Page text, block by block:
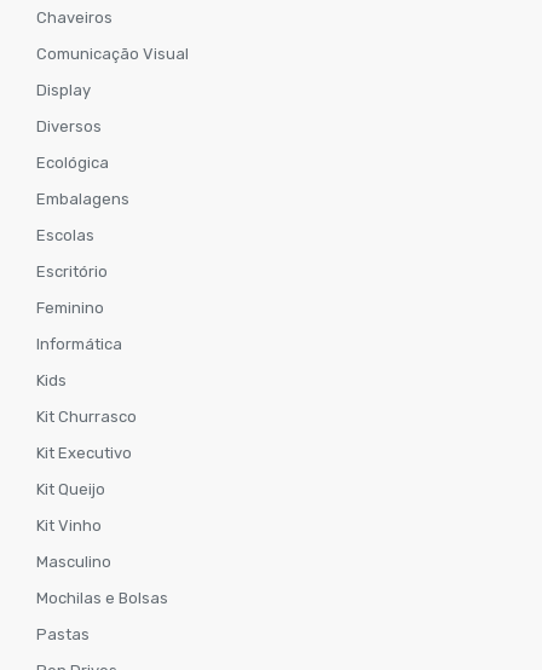
Chaveiros
Comunicação Visual
Display
Diversos
Ecológica
Embalagens
Escolas
Escritório
Feminino
Informática
Kids
Kit Churrasco
Kit Executivo
Kit Queijo
Kit Vinho
Masculino
Mochilas e Bolsas
Pastas